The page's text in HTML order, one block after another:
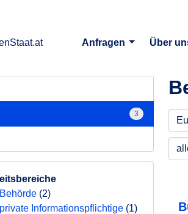
Anfragen
Über
3
(2)
Informationspflichtige (1)